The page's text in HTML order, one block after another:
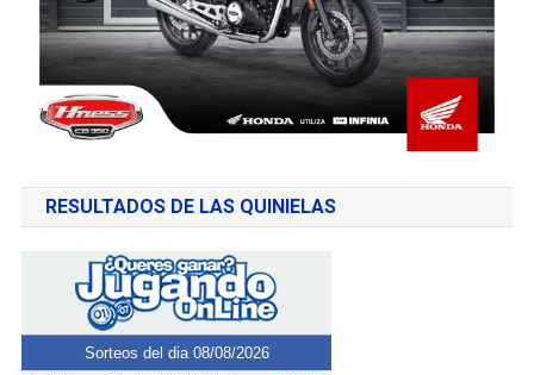
RESULTADOS DE LAS QUINIELAS